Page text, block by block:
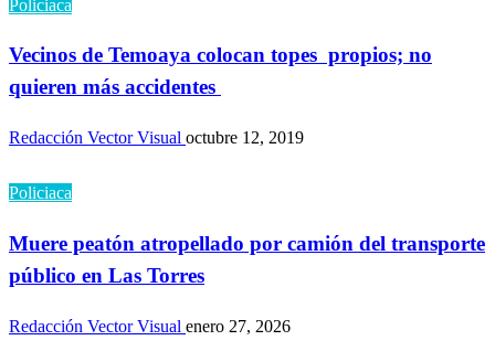
Policiaca
Vecinos de Temoaya colocan topes propios; no
quieren más accidentes
Redacción Vector Visual octubre 12, 2019
Policiaca
Muere peatón atropellado por camión del transporte
público en Las Torres
Redacción Vector Visual enero 27, 2026